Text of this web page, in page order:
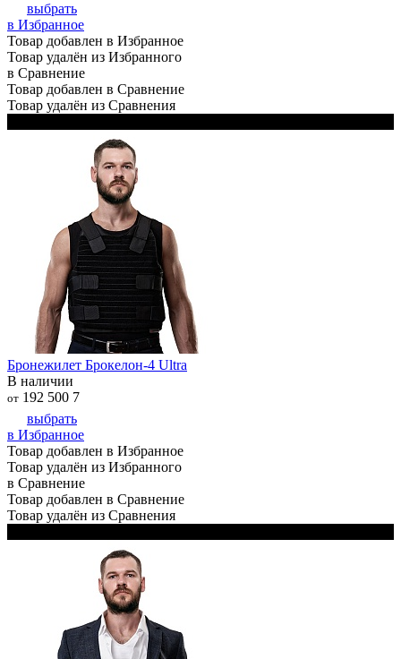
выбрать
в Избранное
Товар добавлен в Избранное
Товар удалён из Избранного
в Сравнение
Товар добавлен в Сравнение
Товар удалён из Сравнения
Бронежилет Брокелон-4 Ultra
В наличии
от 192 500 7
выбрать
в Избранное
Товар добавлен в Избранное
Товар удалён из Избранного
в Сравнение
Товар добавлен в Сравнение
Товар удалён из Сравнения